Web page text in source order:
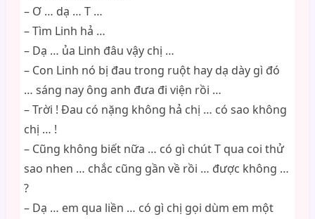
– Ơ … dạ … T …
– Tìm Linh hả …
– Dạ … ủa Linh đâu vậy chị …
– Con Linh nó bị đau trong ruột hay dạ dày gì đó
… sáng nay ông anh đưa đi viện rồi …
– Trời ! Đau có nặng không hả chị … có sao không
chị … !
– Cũng không biết nữa … có gì chút T qua coi thử
sao nhen … chắc cũng gần về rồi … được không …
?
– Dạ … em qua liền … có gì chị gọi dùm em một